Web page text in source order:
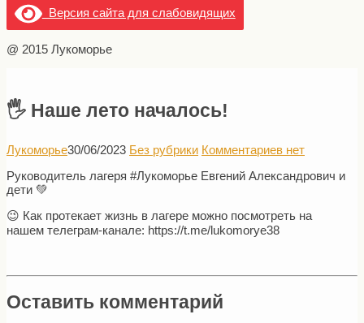
Версия сайта для слабовидящих
@ 2015 Лукоморье
🖐 Наше лето началось!
Лукоморье30/06/2023 Без рубрики Комментариев нет
Руководитель лагеря #Лукоморье Евгений Александрович и
дети 💚
😉 Как протекает жизнь в лагере можно посмотреть на
нашем телеграм-канале: https://t.me/lukomorye38
Оставить комментарий